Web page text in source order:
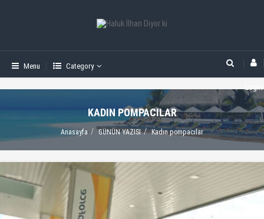
Menu Category
KADIN POMPACILAR
Anasayfa GÜNÜN YAZISI Kadın pompacılar